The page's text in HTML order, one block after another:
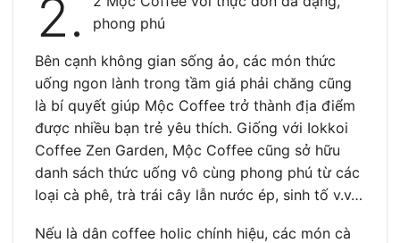
2.
phong phú
Bên cạnh không gian sống ảo, các món thức
uống ngon lành trong tầm giá phải chăng cũng
là bí quyết giúp Mộc Coffee trở thành địa điểm
được nhiều bạn trẻ yêu thích. Giống với Iokkoi
Coffee Zen Garden, Mộc Coffee cũng sở hữu
danh sách thức uống vô cùng phong phú từ các
loại cà phê, trà trái cây lẫn nước ép, sinh tố v.v…
Nếu là dân coffee holic chính hiệu, các món cà